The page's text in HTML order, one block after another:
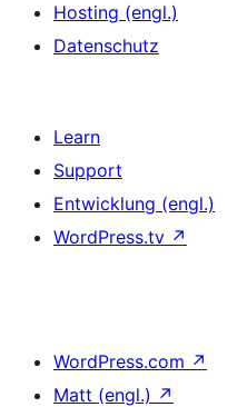
Hosting (engl.)
Datenschutz
Learn
Support
Entwicklung (engl.)
WordPress.tv ↗
WordPress.com ↗
Matt (engl.) ↗